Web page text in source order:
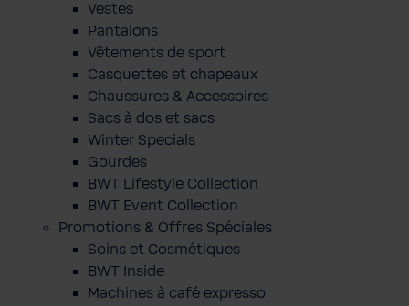
Vestes
Pantalons
Vêtements de sport
Casquettes et chapeaux
Chaussures & Accessoires
Sacs à dos et sacs
Winter Specials
Gourdes
BWT Lifestyle Collection
BWT Event Collection
Promotions & Offres Spéciales
Soins et Cosmétiques
BWT Inside
Machines à café expresso